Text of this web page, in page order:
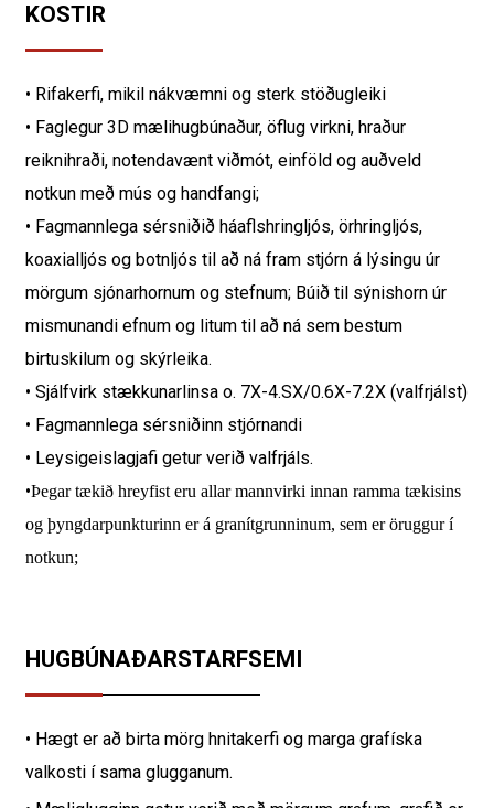
KOSTIR
• Rifakerfi, mikil nákvæmni og sterk stöðugleiki
• Faglegur 3D mælihugbúnaður, öflug virkni, hraður
reiknihraði, notendavænt viðmót, einföld og auðveld
notkun með mús og handfangi;
• Fagmannlega sérsniðið háaflshringljós, örhringljós,
koaxialljós og botnljós til að ná fram stjórn á lýsingu úr
mörgum sjónarhornum og stefnum; Búið til sýnishorn úr
mismunandi efnum og litum til að ná sem bestum
birtuskilum og skýrleika.
• Sjálfvirk stækkunarlinsa o. 7X-4.SX/0.6X-7.2X (valfrjálst)
• Fagmannlega sérsniðinn stjórnandi
• Leysigeislagjafi getur verið valfrjáls.
•Þegar tækið hreyfist eru allar mannvirki innan ramma tækisins
og þyngdarpunkturinn er á granítgrunninum, sem er öruggur í
notkun;
HUGBÚNAÐARSTARFSEMI
• Hægt er að birta mörg hnitakerfi og marga grafíska
valkosti í sama glugganum.